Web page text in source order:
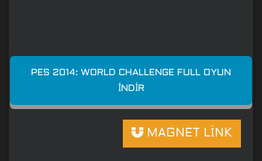
PES 2014: WORLD CHALLENGE FULL OYUN
İNDIR
MAGNET LİNK